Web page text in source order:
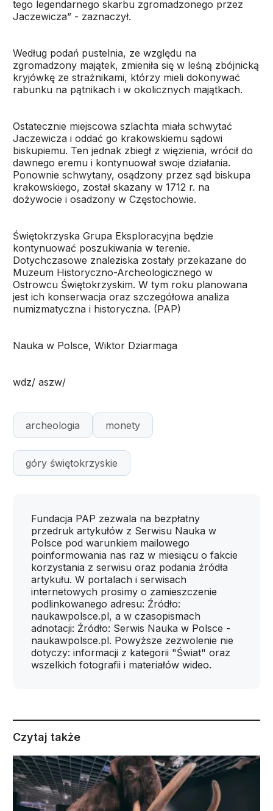
tego legendarnego skarbu zgromadzonego przez
Jaczewicza” - zaznaczył.
Według podań pustelnia, ze względu na
zgromadzony majątek, zmieniła się w leśną zbójnicką
kryjówkę ze strażnikami, którzy mieli dokonywać
rabunku na pątnikach i w okolicznych majątkach.
Ostatecznie miejscowa szlachta miała schwytać
Jaczewicza i oddać go krakowskiemu sądowi
biskupiemu. Ten jednak zbiegł z więzienia, wrócił do
dawnego eremu i kontynuował swoje działania.
Ponownie schwytany, osądzony przez sąd biskupa
krakowskiego, został skazany w 1712 r. na
dożywocie i osadzony w Częstochowie.
Świętokrzyska Grupa Eksploracyjna będzie
kontynuować poszukiwania w terenie.
Dotychczasowe znaleziska zostały przekazane do
Muzeum Historyczno-Archeologicznego w
Ostrowcu Świętokrzyskim. W tym roku planowana
jest ich konserwacja oraz szczegółowa analiza
numizmatyczna i historyczna. (PAP)
Nauka w Polsce, Wiktor Dziarmaga
wdz/ aszw/
archeologia monety
góry świętokrzyskie
Fundacja PAP zezwala na bezpłatny
przedruk artykułów z Serwisu Nauka w
Polsce pod warunkiem mailowego
poinformowania nas raz w miesiącu o fakcie
korzystania z serwisu oraz podania źródła
artykułu. W portalach i serwisach
internetowych prosimy o zamieszczenie
podlinkowanego adresu: Źródło:
naukawpolsce.pl, a w czasopismach
adnotacji: Źródło: Serwis Nauka w Polsce -
naukawpolsce.pl. Powyższe zezwolenie nie
dotyczy: informacji z kategorii "Świat" oraz
wszelkich fotografii i materiałów wideo.
Czytaj także